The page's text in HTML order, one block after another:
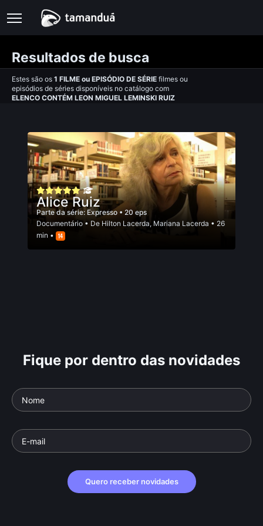
Resultados de busca
Estes são os 1 FILME ou EPISÓDIO DE SÉRIE filmes ou
episódios de séries disponíveis no catálogo com
ELENCO CONTÉM LEON MIGUEL LEMINSKI RUIZ
Alice Ruiz
Parte da série: Expresso• 20 eps
Documentário • De Hilton Lacerda, Mariana Lacerda • 26
min •
Fique por dentro das novidades
Quero receber novidades